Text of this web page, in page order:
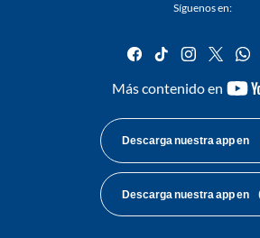
Síguenos en:
facebook
tiktok
Más contenido en
Descarga nuestra app en
Descarga nuestra app en